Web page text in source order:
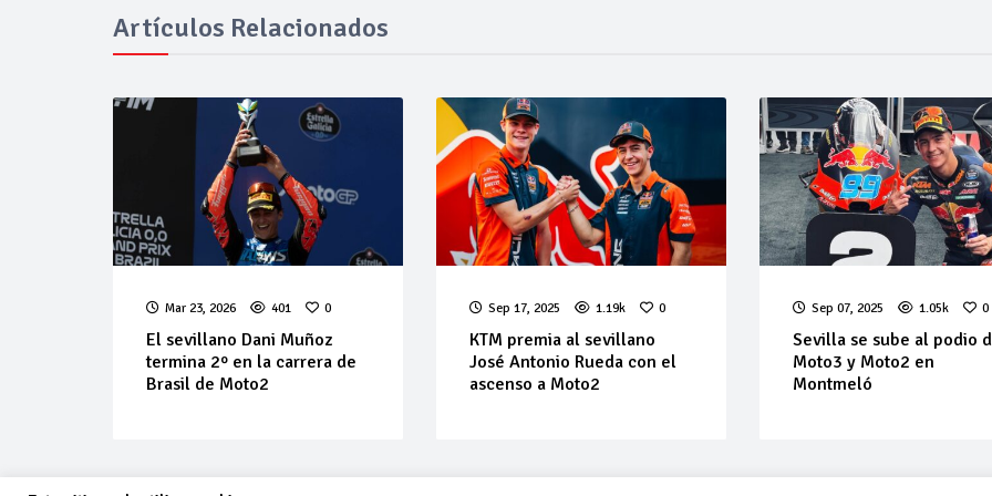
Artículos Relacionados
Mar 23, 2026 401 0
El sevillano Dani Muñoz
termina 2º en la carrera de
Brasil de Moto2
Sep 17, 2025 1.19k 0
KTM premia al sevillano
José Antonio Rueda con el
ascenso a Moto2
Sep 07, 2025 1.05k 0
Sevilla se sube al podio
Moto3 y Moto2 en
Montmeló